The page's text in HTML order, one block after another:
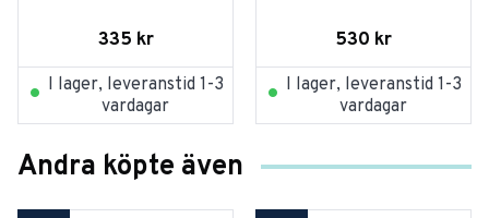
335 kr
I lager, leveranstid 1-3
vardagar
530 kr
I lager, leveranstid 1-3
vardagar
Andra köpte även